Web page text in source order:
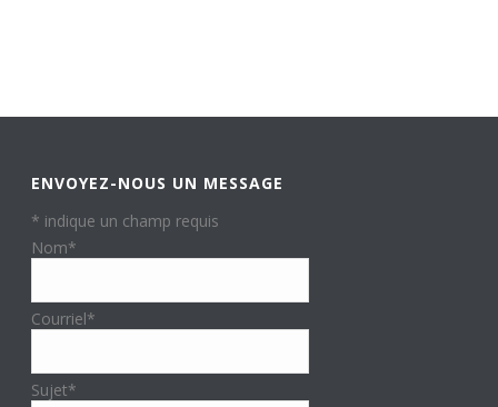
ENVOYEZ-NOUS UN MESSAGE
* indique un champ requis
Nom*
Courriel*
Sujet*